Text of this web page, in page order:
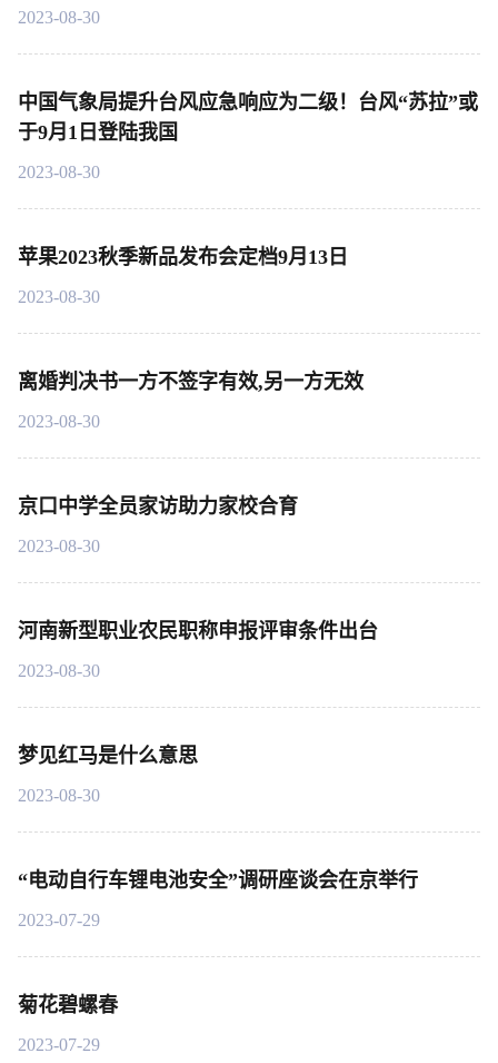
2023-08-30
中国气象局提升台风应急响应为二级！台风“苏拉”或
于9月1日登陆我国
2023-08-30
苹果2023秋季新品发布会定档9月13日
2023-08-30
离婚判决书一方不签字有效,另一方无效
2023-08-30
京口中学全员家访助力家校合育
2023-08-30
河南新型职业农民职称申报评审条件出台
2023-08-30
梦见红马是什么意思
2023-08-30
“电动自行车锂电池安全”调研座谈会在京举行
2023-07-29
菊花碧螺春
2023-07-29